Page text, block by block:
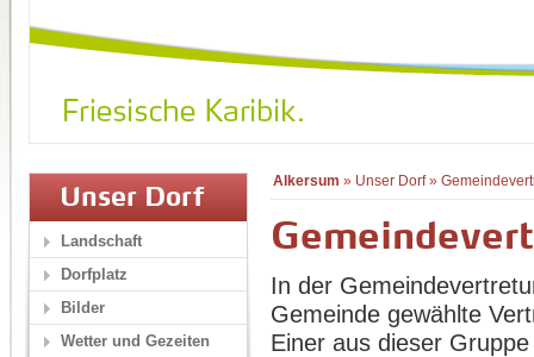
Alkersum » Unser Dorf»
In der
Gemeinde gewählte
Einer aus dieser
Unser Dorf
Landschaft
Dorfplatz
Bilder
Wetter und Gezeiten